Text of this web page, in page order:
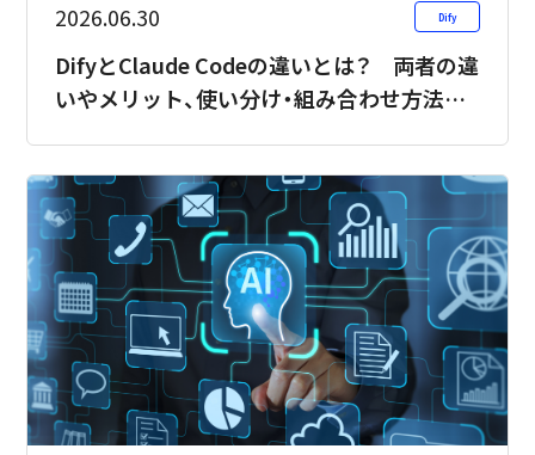
2026.06.30 Dify
DifyとClaude Codeの違いとは？ 両者の違
いやメリット、使い分け・組み合わせ方法を